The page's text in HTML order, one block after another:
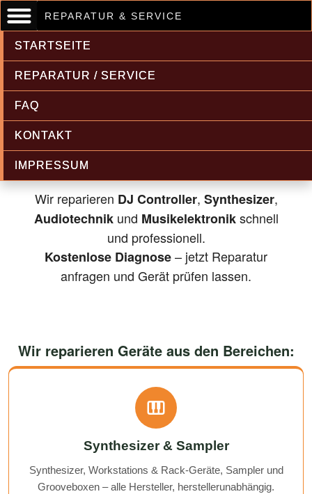
REPARATUR & SERVICE
STARTSEITE
REPARATUR / SERVICE
FAQ
KONTAKT
IMPRESSUM
Musikelektronik & Audiotechnik
Reparatur
Wir reparieren DJ Controller, Synthesizer,
Audiotechnikund Musikelektronikschnell
und professionell.
Kostenlose Diagnose– jetzt Reparatur
anfragen und Gerät prüfen lassen.
Wir reparieren Geräte aus den Bereichen:
Synthesizer & Sampler
Synthesizer, Workstations & Rack-Geräte, Sampler und
Grooveboxen – alle Hersteller, herstellerunabhängig.